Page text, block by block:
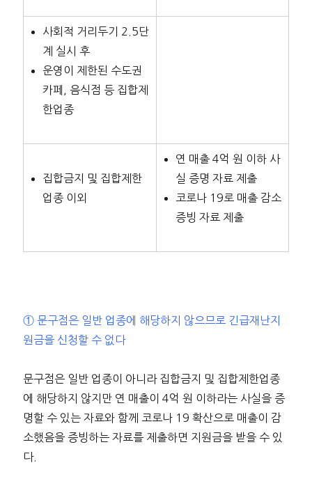
사회적 거리두기 2.5단
계 실시 후
운영이 제한된 수도권
카페, 음식점 등 집합제
한업종
집합금지 및 집합제한
업종 이외
연 매출 4억 원 이하 사
실 증명 자료 제출
코로나 19로 매출 감소
증빙 자료 제출
① 문구점은 일반 업종에 해당하지 않으므로 긴급재난지
원금을 신청할 수 없다
문구점은 일반 업종이 아니라 집합금지 및 집합제한업종
에 해당하지 않지만 연 매출이 4억 원 이하라는 사실을 증
명할 수 있는 자료와 함께 코로나 19 확산으로 매출이 감
소했음을 증빙하는 자료를 제출하면 지원금을 받을 수 있
다.